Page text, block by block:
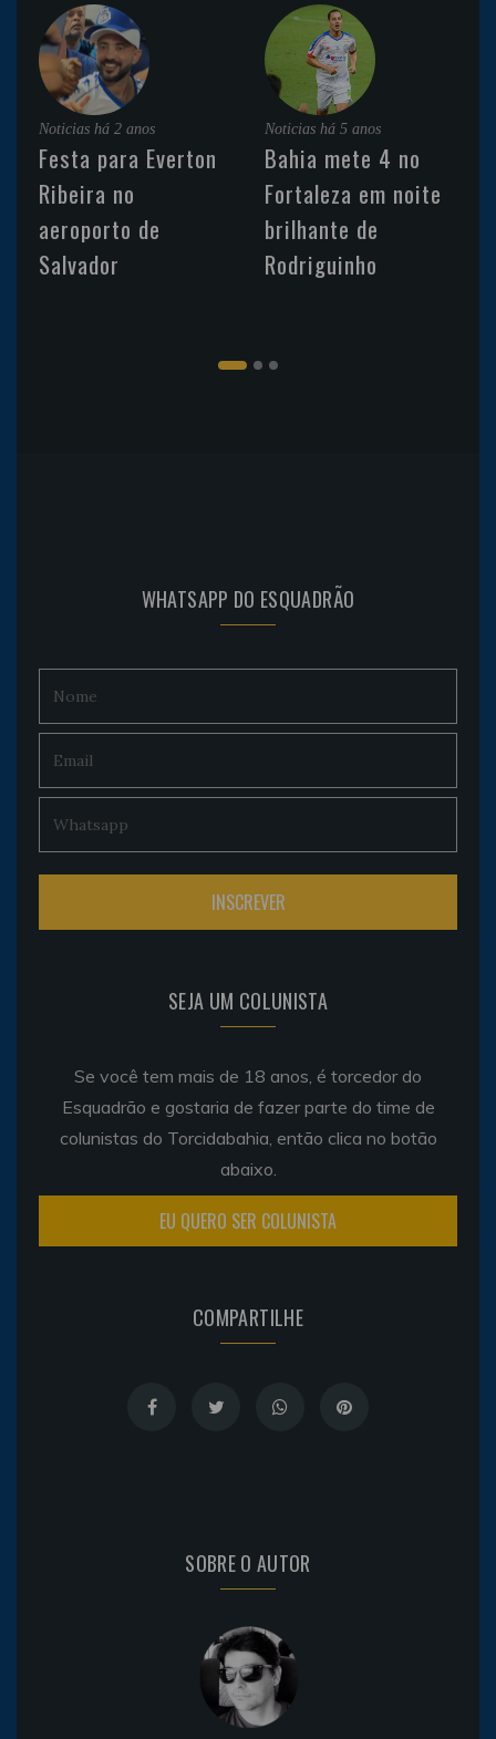
Noticias há 2 anos
Festa para Everton
Ribeira no
aeroporto de
Salvador
Noticias há 5 anos
Bahia mete 4 no
Fortaleza em noite
brilhante de
Rodriguinho
WHATSAPP DO ESQUADRÃO
SEJA UM COLUNISTA
Se você tem mais de 18 anos, é torcedor do
Esquadrão e gostaria de fazer parte do time de
colunistas do Torcidabahia, então clica no botão
abaixo.
EU QUERO SER COLUNISTA
COMPARTILHE
SOBRE O AUTOR